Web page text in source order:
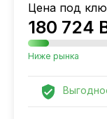
УСЛУГИ
ЛИЗИНГ
НОВОСТИ
ОТЗЫВЫ
Цена под
180 724
Ниже рынка